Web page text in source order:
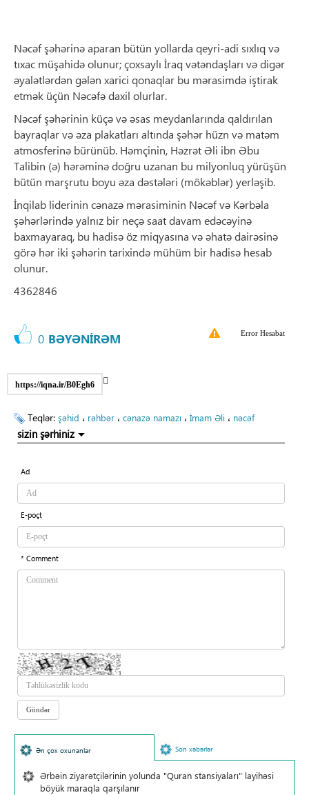
Nəcəf şəhərinə aparan bütün yollarda qeyri-adi sıxlıq və
tıxac müşahidə olunur; çoxsaylı İraq vətəndaşları və digər
əyalətlərdən gələn xarici qonaqlar bu mərasimdə iştirak
etmək üçün Nəcəfə daxil olurlar.
Nəcəf şəhərinin küçə və əsas meydanlarında qaldırılan
bayraqlar və əza plakatları altında şəhər hüzn və matəm
atmosferinə bürünüb. Həmçinin, Həzrət Əli ibn Əbu
Talibin (ə) hərəminə doğru uzanan bu milyonluq yürüşün
bütün marşrutu boyu əza dəstələri (mökəblər) yerləşib.
İnqilab liderinin cənazə mərasiminin Nəcəf və Kərbəla
şəhərlərində yalnız bir neçə saat davam edəcəyinə
baxmayaraq, bu hadisə öz miqyasına və əhatə dairəsinə
görə hər iki şəhərin tarixində mühüm bir hadisə hesab
olunur.
4362846
0 BƏYƏNİRƏM Error Hesabat
https://iqna.ir/B0Egh6
Teqlər: şəhid ، rəhbər ، cənazə namazı ، İmam Əli ، nəcəf
sizin şərhiniz
Ad
E-poçt
* Comment
Ən çox oxunanlar Son xəbərlər
Ərbəin ziyarətçilərinin yolunda "Quran stansiyaları" layihəsi
böyük maraqla qarşılanır